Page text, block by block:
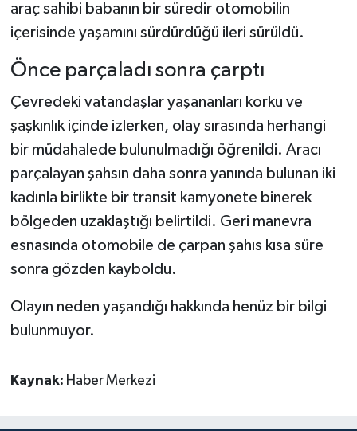
araç sahibi babanın bir süredir otomobilin
içerisinde yaşamını sürdürdüğü ileri sürüldü.
Önce parçaladı sonra çarptı
Çevredeki vatandaşlar yaşananları korku ve
şaşkınlık içinde izlerken, olay sırasında herhangi
bir müdahalede bulunulmadığı öğrenildi. Aracı
parçalayan şahsın daha sonra yanında bulunan iki
kadınla birlikte bir transit kamyonete binerek
bölgeden uzaklaştığı belirtildi. Geri manevra
esnasında otomobile de çarpan şahıs kısa süre
sonra gözden kayboldu.
Olayın neden yaşandığı hakkında henüz bir bilgi
bulunmuyor.
Kaynak: Haber Merkezi